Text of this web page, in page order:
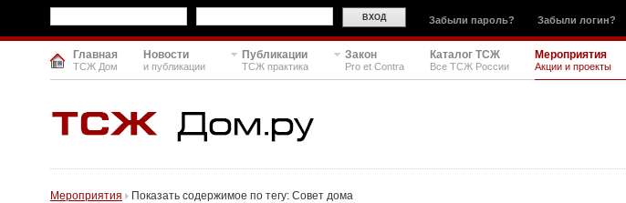
Забыли пароль? Забыли логин?
Главная
ТСЖ Дом
Новости
и публикации
Публикации
ТСЖ практика
Закон
Pro et Contra
Каталог ТСЖ
Все ТСЖ России
Мероприятия
Акции и проекты
Мероприятия Показать содержимое по тегу: Совет дома